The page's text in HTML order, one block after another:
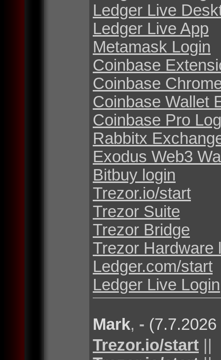
Ledger Live
Ledger Live App
Metamask Login
Coinbase
Coinbase
Coinbase Wallet
Coinbase Pro
Rabbitx
Exodus Web3
Bitbuy login
Trezor.io/start
Trezor Suite
Trezor Bridge
Trezor Hardware
Ledger.com/start
Ledger Live Login
Mark, -
Trezor.io/start ||